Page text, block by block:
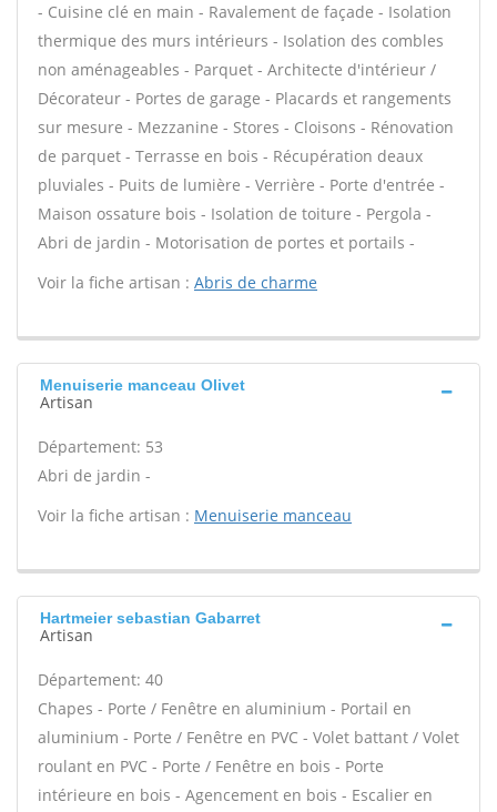
- Cuisine clé en main - Ravalement de façade - Isolation
thermique des murs intérieurs - Isolation des combles
non aménageables - Parquet - Architecte d'intérieur /
Décorateur - Portes de garage - Placards et rangements
sur mesure - Mezzanine - Stores - Cloisons - Rénovation
de parquet - Terrasse en bois - Récupération deaux
pluviales - Puits de lumière - Verrière - Porte d'entrée -
Maison ossature bois - Isolation de toiture - Pergola -
Abri de jardin - Motorisation de portes et portails -
Voir la fiche artisan : Abris de charme
Menuiserie manceau Olivet
Artisan
Département: 53
Abri de jardin -
Voir la fiche artisan : Menuiserie manceau
Hartmeier sebastian Gabarret
Artisan
Département: 40
Chapes - Porte / Fenêtre en aluminium - Portail en
aluminium - Porte / Fenêtre en PVC - Volet battant / Volet
roulant en PVC - Porte / Fenêtre en bois - Porte
intérieure en bois - Agencement en bois - Escalier en